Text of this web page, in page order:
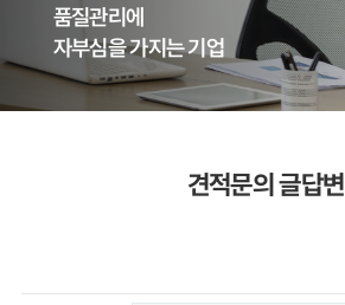
품질관리에
자부심을 가지는 기업
견적문의 글답변